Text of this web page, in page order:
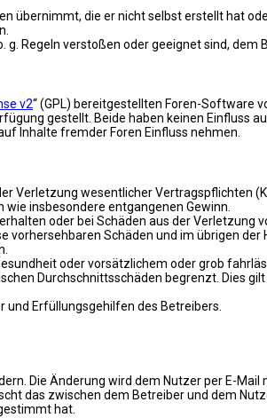
übernimmt, die er nicht selbst erstellt hat
Regeln verstoßen oder geeignet sind,
v2“ (GPL) bereitgestellten Foren-Software
gestellt. Beide haben keinen Einfluss
Inhalte fremder Foren Einfluss nehmen.
Verletzung wesentlicher Vertragspflichten
insbesondere entgangenen Gewinn.
oder bei Schäden aus der Verletzung
Schäden und im übrigen
oder vorsätzlichem oder grob
Durchschnittsschäden begrenzt. Dies
und Erfüllungsgehilfen des Betreibers.
Die Änderung wird dem Nutzer per E-Mail
das zwischen dem Betreiber und dem
hat.